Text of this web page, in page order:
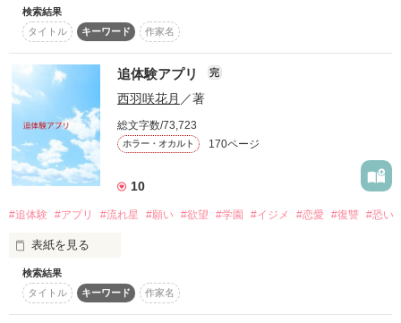
かなちゃんが、ネットで見たんだけど
超ヤバそうなんだよ
  ☆☆☆☆☆☆☆☆
ただの噂話からのありそうで、なさそうな出来事を【ショート
ストーリー風】にして見ました
  <m(__)m>
2023/9/29〜2023/10/28
作品を読む
「闇夜ヨルの恐怖記録　１」
恐怖中学校で死んだ闇夜ヨルは成仏できずに学校にとどまって
いた。
恐怖中学校には不思議と恐怖が集まってくる。
これは浮遊霊になった闇夜ヨルが見た
実際に起きた恐怖事件を記録したものである。
2022/2/10～2022/3/12
検索結果
タイトル
キーワード 作家名
追体験アプリ 完
西羽咲花月 ／著
総文字数/73,723
ホラー・オカルト 170ページ
10
#追体験 #アプリ #流れ星 #願い #欲望 #学園 #イジメ #恋愛 #復讐 #恐い
表紙を見る
「追体験アプリ」
イジメられている有紗はある日真っ黒な流れ星を見つける。
検索結果
タイトル
キーワード 作家名